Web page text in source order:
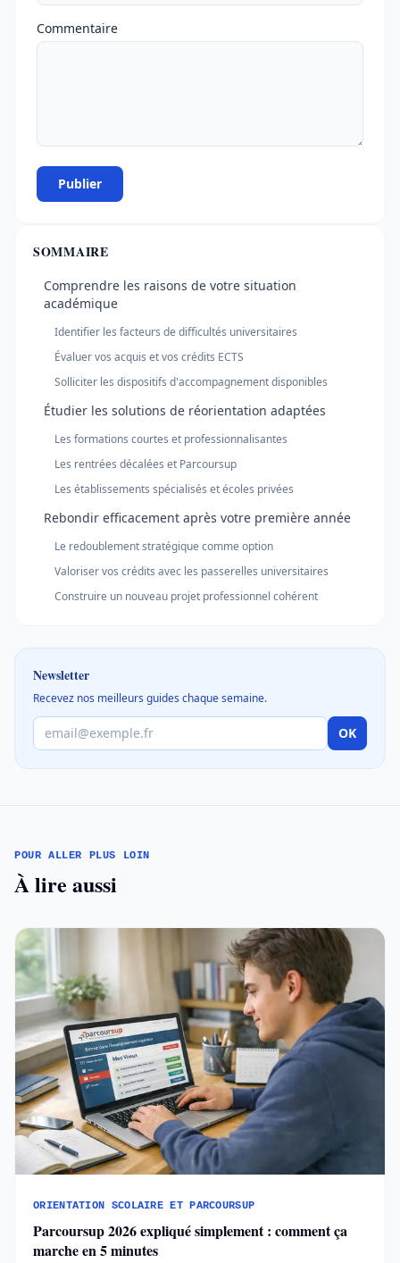
Commentaire
Publier
SOMMAIRE
Comprendre les raisons de votre situation
académique
Identifier les facteurs de difficultés universitaires
Évaluer vos acquis et vos crédits ECTS
Solliciter les dispositifs d'accompagnement disponibles
Étudier les solutions de réorientation adaptées
Les formations courtes et professionnalisantes
Les rentrées décalées et Parcoursup
Les établissements spécialisés et écoles privées
Rebondir efficacement après votre première année
Le redoublement stratégique comme option
Valoriser vos crédits avec les passerelles universitaires
Construire un nouveau projet professionnel cohérent
Newsletter
Recevez nos meilleurs guides chaque semaine.
OK
POUR ALLER PLUS LOIN
À lire aussi
ORIENTATION SCOLAIRE ET PARCOURSUP
Parcoursup 2026 expliqué simplement : comment ça
marche en 5 minutes